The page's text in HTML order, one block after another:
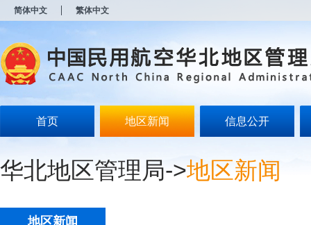
简体中文 繁体中文
首页 地区新闻 信息公开
华北地区管理局->地区新闻
地区新闻
开
无
障
说
Alt
加